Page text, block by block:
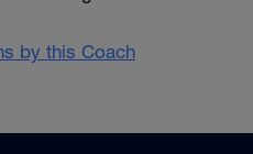
by this Coach